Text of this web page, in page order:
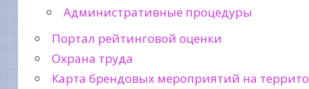
Административные процедуры
Портал рейтинговой оценки
Охрана труда
Карта брендовых мероприятий на